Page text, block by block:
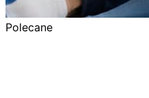
Polecane